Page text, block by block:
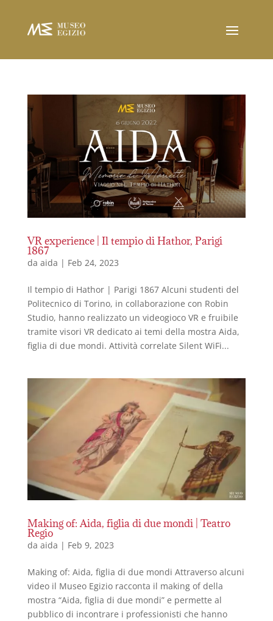
VR experience | Il tempio di Hathor, Parigi
1867
da aida | Feb 24, 2023
Il tempio di Hathor | Parigi 1867 Alcuni studenti del
Politecnico di Torino, in collaborazione con Robin
Studio, hanno realizzato un videogioco VR e fruibile
tramite visori VR dedicato ai temi della mostra Aida,
figlia di due mondi. Attività correlate Silent WiFi...
Making of: Aida, figlia di due mondi | Teatro
Regio
da aida | Feb 9, 2023
Making of: Aida, figlia di due mondi Attraverso alcuni
video il Museo Egizio racconta il making of della
mostra “Aida, figlia di due mondi” e permette al
pubblico di incontrare i professionisti che hanno